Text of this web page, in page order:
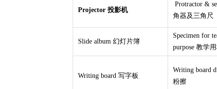
Projector 投影机
Protractor &
角器及三角尺
Slide album 幻灯片簿
Specimen for
purpose 教学
Writing board 写字板
Writing board
粉擦